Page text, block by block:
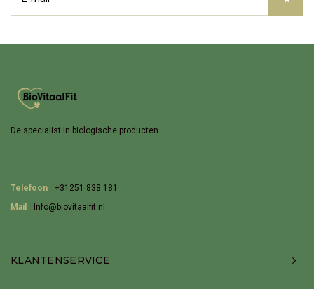
De specialist in biologische producten
Telefoon
+31251 838 181
Mail
Info@biovitaalfit.nl
KLANTENSERVICE